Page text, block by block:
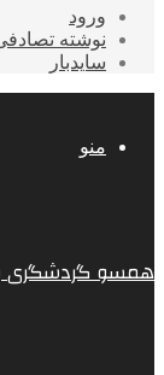
ورود
نوشته
سایدبار
منو
همسو گردشگری